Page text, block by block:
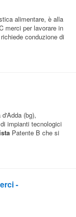
alimentare, è alla
merci per lavorare in
conduzione di
(bg),
impianti tecnologici
Patente B che si
-